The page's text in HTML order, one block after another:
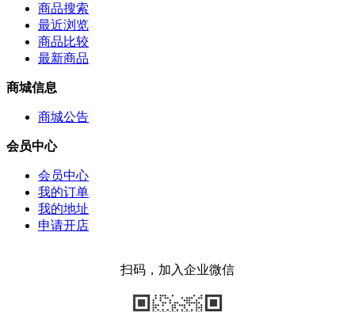
商品搜索
最近浏览
商品比较
最新商品
商城信息
商城公告
会员中心
会员中心
我的订单
我的地址
申请开店
扫码，加入企业微信